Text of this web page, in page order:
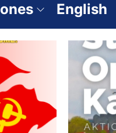
English